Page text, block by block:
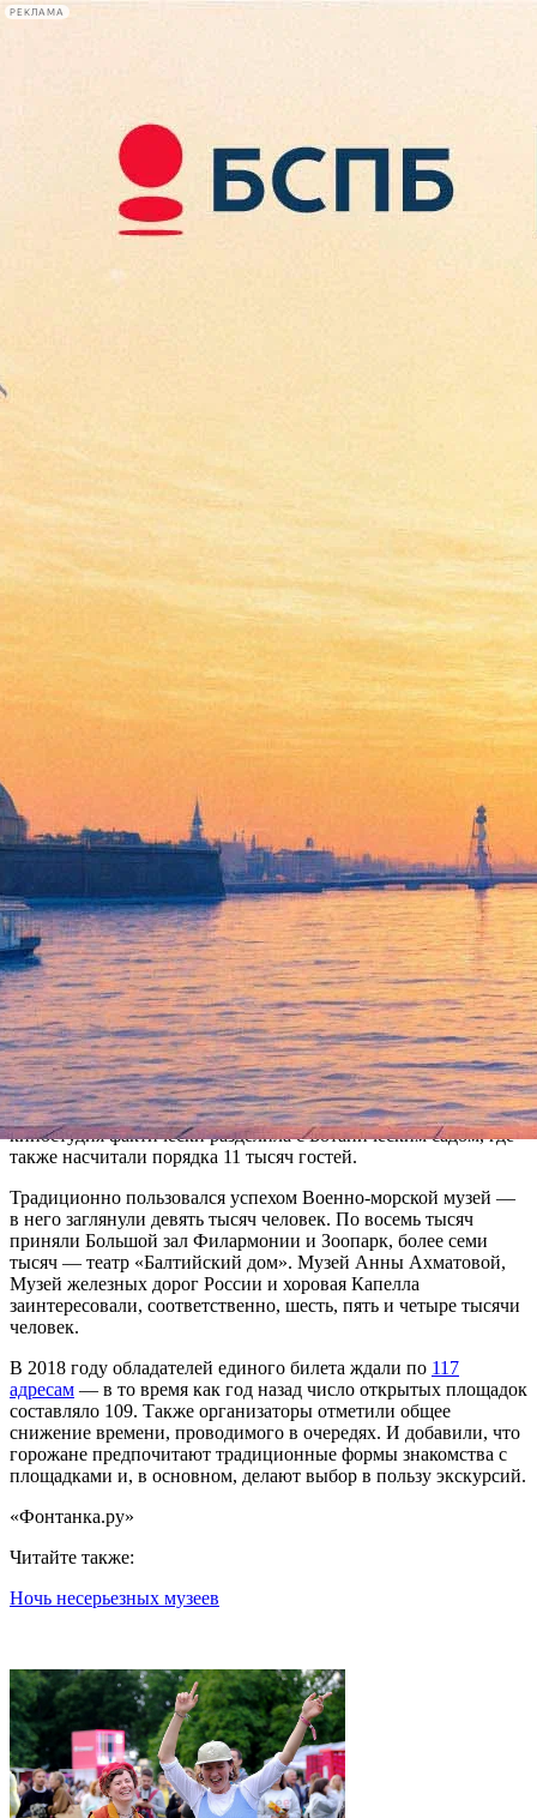
РЕКЛАМА
Сегодня:
2026.08.08
06:41
Афиша Plus
Петербургская «Ночь
музеев» раскрыла число
посетителей
Версия для печати
Свыше 95 тысяч человек приняли участие в городской акции
«Ночь музеев», которая прошла в Петербурге 19 мая. Это
примерно на три тысячи больше, чем в прошлом году. Такие
данные сообщили организаторы акции.
По их данным, лидером вновь оказался Артиллерийский
музей (около 12 тысяч посещений). Вторую строчку занял
«Ленфильм», значительно сокративший время ожидания в
очередях и сумевший принять всех желающих — порядка 11
тысяч человек (в предыдущие годы сотрудникам охраны
приходилось вставать в «хвост» очереди и просить новых
гостей, чтобы они больше не занимали). Своё место
киностудия фактически разделила с Ботаническим садом, где
также насчитали порядка 11 тысяч гостей.
Традиционно пользовался успехом Военно-морской музей —
в него заглянули девять тысяч человек. По восемь тысяч
приняли Большой зал Филармонии и Зоопарк, более семи
тысяч — театр «Балтийский дом». Музей Анны Ахматовой,
Музей железных дорог России и хоровая Капелла
заинтересовали, соответственно, шесть, пять и четыре тысячи
человек.
В 2018 году обладателей единого билета ждали по 117
адресам — в то время как год назад число открытых площадок
составляло 109. Также организаторы отметили общее
снижение времени, проводимого в очередях. И добавили, что
горожане предпочитают традиционные формы знакомства с
площадками и, в основном, делают выбор в пользу экскурсий.
«Фонтанка.ру»
Читайте также:
Ночь несерьезных музеев